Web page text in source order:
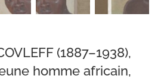
(1887–1938),
homme africain,